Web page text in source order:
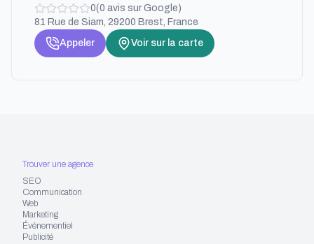
0(0 avis sur Google)
81 Rue de Siam, 29200 Brest, France
Appeler
Voir sur la carte
Trouver une agence
SEO
Communication
Web
Marketing
Événementiel
Publicité